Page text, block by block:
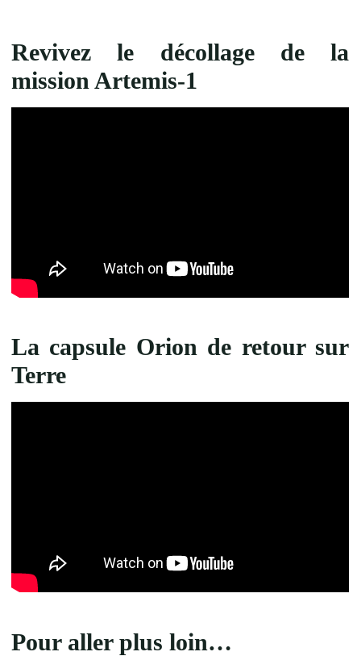
Revivez le décollage de la
mission Artemis-1
La capsule Orion de retour sur
Terre
Pour aller plus loin…